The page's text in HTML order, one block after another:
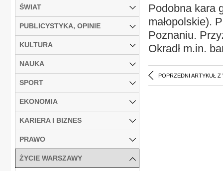
Podobna kara
małopolskie).
Poznaniu.
Okradł m.in.
POPRZEDNI ARTYKUŁ Z
ŚWIAT
PUBLICYSTYKA, OPINIE
KULTURA
NAUKA
SPORT
EKONOMIA
KARIERA I BIZNES
PRAWO
ŻYCIE WARSZAWY